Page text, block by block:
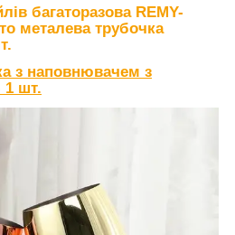
багаторазова REMY-
металева трубочка
з наповнювачем з
1 шт.